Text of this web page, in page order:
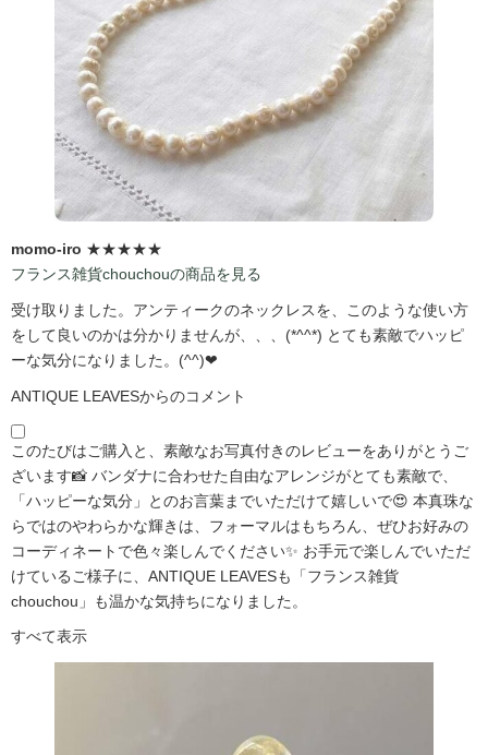
momo-iro ★★★★★
フランス雑貨chouchouの商品を見る
受け取りました。アンティークのネックレスを、このような使い方
をして良いのかは分かりませんが、、、(*^^*) とても素敵でハッピ
ーな気分になりました。(^^)❤
ANTIQUE LEAVESからのコメント
このたびはご購入と、素敵なお写真付きのレビューをありがとうご
ざいます📸 バンダナに合わせた自由なアレンジがとても素敵で、
「ハッピーな気分」とのお言葉までいただけて嬉しいで😍 本真珠な
らではのやわらかな輝きは、フォーマルはもちろん、ぜひお好みの
コーディネートで色々楽しんでください✨ お手元で楽しんでいただ
けているご様子に、ANTIQUE LEAVESも「フランス雑貨
chouchou」も温かな気持ちになりました。
すべて表示